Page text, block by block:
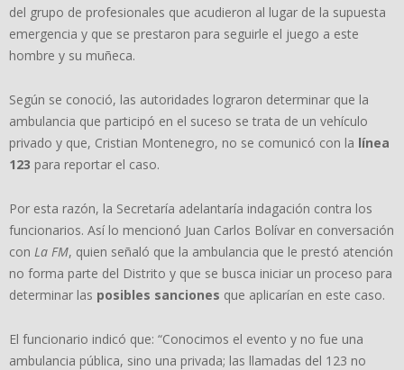
del grupo de profesionales que acudieron al lugar de la supuesta
emergencia y que se prestaron para seguirle el juego a este
hombre y su muñeca.
Según se conoció, las autoridades lograron determinar que la
ambulancia que participó en el suceso se trata de un vehículo
privado y que, Cristian Montenegro, no se comunicó con la línea
123 para reportar el caso.
Por esta razón, la Secretaría adelantaría indagación contra los
funcionarios. Así lo mencionó Juan Carlos Bolívar en conversación
con La FM, quien señaló que la ambulancia que le prestó atención
no forma parte del Distrito y que se busca iniciar un proceso para
determinar las posibles sanciones que aplicarían en este caso.
El funcionario indicó que: “Conocimos el evento y no fue una
ambulancia pública, sino una privada; las llamadas del 123 no